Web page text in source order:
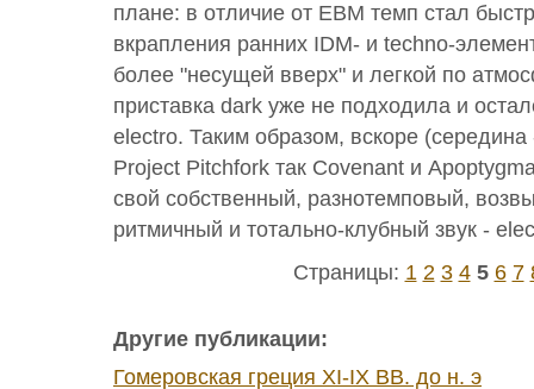
плане: в отличие от EBM темп стал
вкрапления ранних IDM- и techno-
более "несущей вверх" и легкой по
приставка dark уже не подходила и
electro. Таким образом, вскоре (середина
Project Pitchfork так Covenant и
свой собственный, разнотемповый,
ритмичный и тотально-клубный звук -
Страницы: 1 2 3 4 5 6 7
Другие публикации:
Гомеровская греция XI-IX ВВ. до н. э